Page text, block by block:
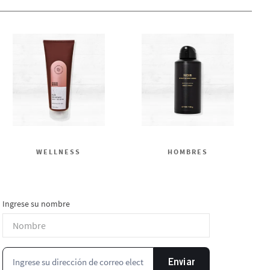
WELLNESS HOMBRES
Ingrese su nombre
Enviar